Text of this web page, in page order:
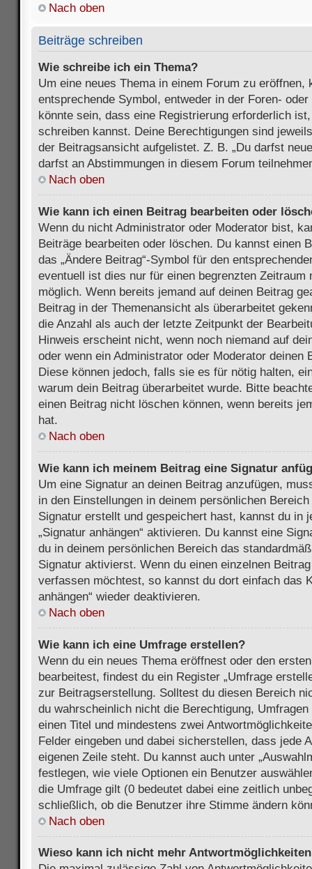
Nach oben
Beiträge schreiben
Wie schreibe ich ein Thema?
Um eine neues Thema in einem Forum zu eröffnen,
entsprechende Symbol, entweder in der Foren-
könnte sein, dass eine Registrierung erforderlich
schreiben kannst. Deine Berechtigungen sind
der Beitragsansicht aufgelistet. Z. B. „Du darfst
darfst an Abstimmungen in diesem Forum
Nach oben
Wie kann ich einen Beitrag bearbeiten oder
Wenn du nicht Administrator oder Moderator bist,
Beiträge bearbeiten oder löschen. Du kannst einen
das „Ändere Beitrag“-Symbol für den
eventuell ist dies nur für einen begrenzten Zeitraum
möglich. Wenn bereits jemand auf deinen Beitrag
Beitrag in der Themenansicht als überarbeitet
die Anzahl als auch der letzte Zeitpunkt der
Hinweis erscheint nicht, wenn noch niemand auf
oder wenn ein Administrator oder Moderator deinen
Diese können jedoch, falls sie es für nötig halten,
warum dein Beitrag überarbeitet wurde. Bitte
einen Beitrag nicht löschen können, wenn bereits
hat.
Nach oben
Wie kann ich meinem Beitrag eine Signatur
Um eine Signatur an deinen Beitrag anzufügen,
in den Einstellungen in deinem persönlichen
Signatur erstellt und gespeichert hast, kannst du in
„Signatur anhängen“ aktivieren. Du kannst eine
du in deinem persönlichen Bereich das
Signatur aktivierst. Wenn du einen einzelnen
verfassen möchtest, so kannst du dort einfach das
anhängen“ wieder deaktivieren.
Nach oben
Wie kann ich eine Umfrage erstellen?
Wenn du ein neues Thema eröffnest oder den
bearbeitest, findest du ein Register „Umfrage
zur Beitragserstellung. Solltest du diesen Bereich
du wahrscheinlich nicht die Berechtigung,
einen Titel und mindestens zwei
Felder eingeben und dabei sicherstellen, dass jede
eigenen Zeile steht. Du kannst auch unter
festlegen, wie viele Optionen ein Benutzer
die Umfrage gilt (0 bedeutet dabei eine zeitlich
schließlich, ob die Benutzer ihre Stimme ändern
Nach oben
Wieso kann ich nicht mehr